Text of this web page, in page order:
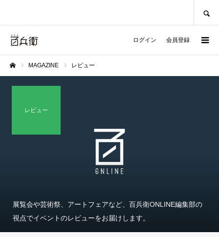
ログイン 会員登録
MAGAZINE レビュー
レビュー
展覧会や芸術祭、アートフェアなど、百兵衛ONLINE編集部の
視点でイベントのレビューをお届けします。